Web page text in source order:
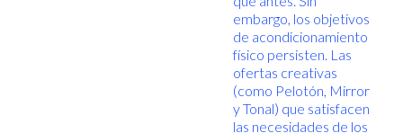
embargo, los objetivos
de acondicionamiento
físico persisten. Las
ofertas creativas
(como Pelotón, Mirror
y Tonal) que satisfacen
las necesidades de los